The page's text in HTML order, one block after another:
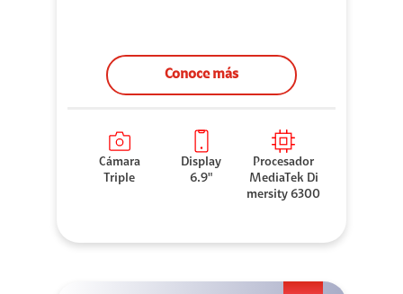
Conoce más
Cámara
Triple
Display
6.9"
Procesador
MediaTek Di
mersity 6300